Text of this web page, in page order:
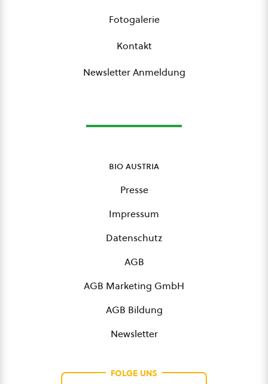
Fotogalerie
Kontakt
Newsletter Anmeldung
bio austria
Presse
Impressum
Datenschutz
AGB
AGB Marketing GmbH
AGB Bildung
Newsletter
FOLGE UNS